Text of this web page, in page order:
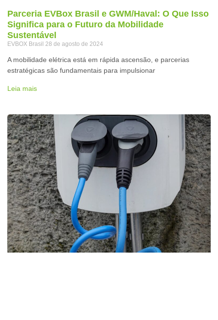
Parceria EVBox Brasil e GWM/Haval: O Que Isso
Significa para o Futuro da Mobilidade
Sustentável
EVBOX Brasil 28 de agosto de 2024
A mobilidade elétrica está em rápida ascensão, e parcerias
estratégicas são fundamentais para impulsionar
Leia mais